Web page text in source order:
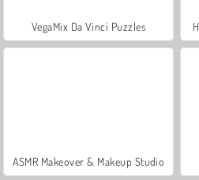
VegaMix Da Vinci Puzzles
ASMR Makeover & Makeup Studio